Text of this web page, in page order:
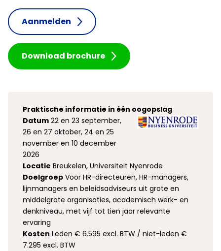
Aanmelden
Download brochure
Praktische informatie in één oogopslag
Datum 22 en 23 september,
26 en 27 oktober, 24 en 25
november en 10 december
2026
Locatie Breukelen, Universiteit Nyenrode
Doelgroep Voor HR-directeuren, HR-managers,
lijnmanagers en beleidsadviseurs uit grote en
middelgrote organisaties, academisch werk- en
denkniveau, met vijf tot tien jaar relevante
ervaring
Kosten Leden € 6.595 excl. BTW / niet-leden €
7.295 excl. BTW